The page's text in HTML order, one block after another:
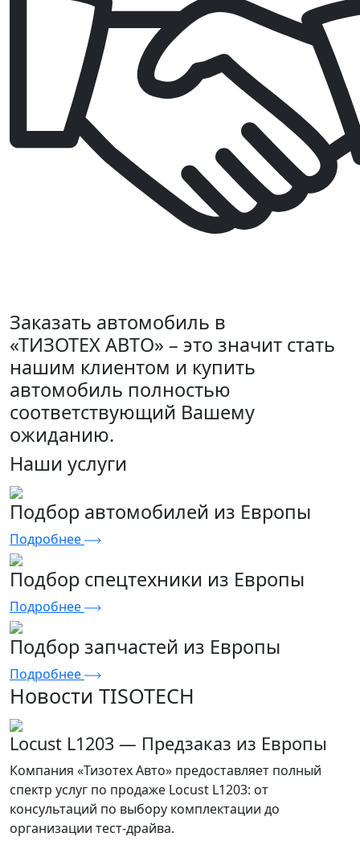
Заказать автомобиль в
«ТИЗОТЕХ АВТО» – это значит стать
нашим клиентом и купить
автомобиль полностью
соответствующий Вашему
ожиданию.
Наши услуги
Подбор автомобилей из Европы
Подробнее
Подбор спецтехники из Европы
Подробнее
Подбор запчастей из Европы
Подробнее
Новости TISOTECH
Locust L1203 — Предзаказ из Европы
Компания «Тизотех Авто» предоставляет полный
спектр услуг по продаже Locust L1203: от
консультаций по выбору комплектации до
организации тест-драйва.